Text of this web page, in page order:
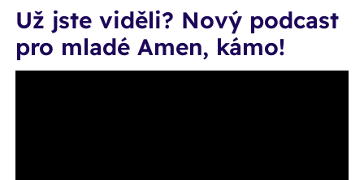
Už jste viděli? Nový podcast
pro mladé Amen, kámo!